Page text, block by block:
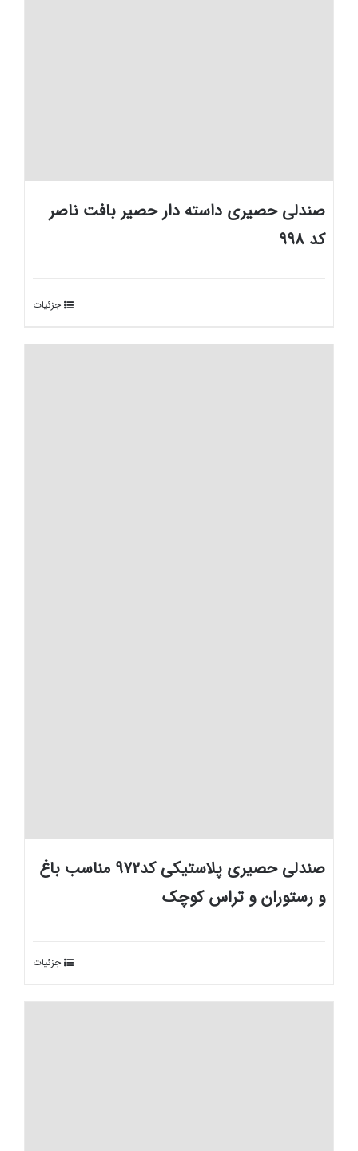
صندلی حصیری داسته دار حصیر بافت ناصر
کد 998
جزئیات
صندلی حصیری پلاستیکی کد972 مناسب باغ
و رستوران و تراس کوچک
جزئیات